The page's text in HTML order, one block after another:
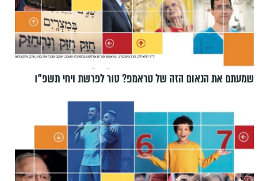
שמעתם את הנאום הזה של טראמפ? טור לפרשת ויחי תשפ״ו